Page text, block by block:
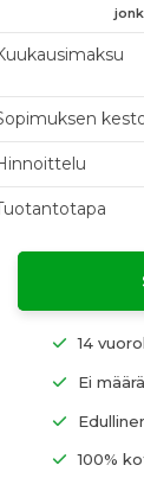
14
Ei
100%